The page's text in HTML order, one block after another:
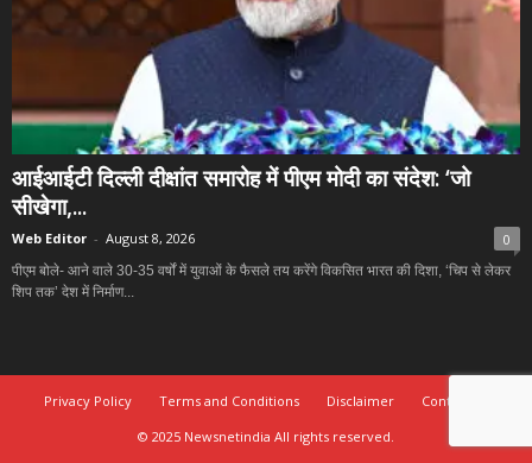
आईआईटी दिल्ली दीक्षांत समारोह में पीएम मोदी का संदेश: ‘जो
सीखेगा,...
Web Editor - August 8, 2026 0
पीएम बोले- आने वाले 30-35 वर्षों में युवाओं के फैसले तय करेंगे विकसित भारत की दिशा, ‘चिप से लेकर
शिप तक’ देश में निर्माण...
Privacy Policy Terms and Conditions Disclaimer
Contact Us
© 2025 Newsnetindia All rights reserved.